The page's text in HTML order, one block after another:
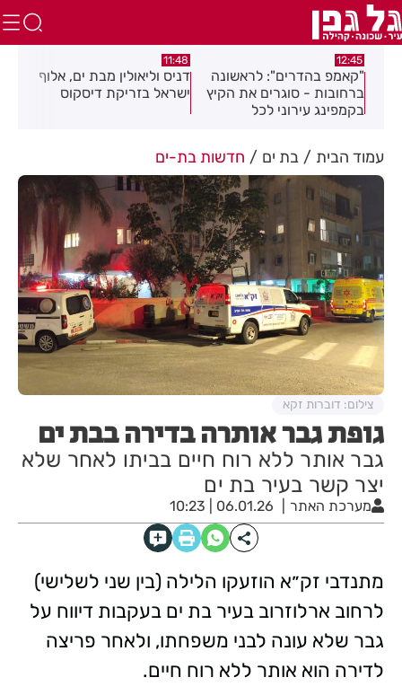
12:45
"קאמפ בהדרים": לראשונה
ברחובות - סוגרים את הקיץ
בקמפינג עירוני לכל
11:48
דניס וליאולין מבת ים, אלוף
ישראל בזריקת דיסקוס
עמוד הבית בת ים חדשות בת-ים
גופת גבר אותרה בדירה בבת ים
גבר אותר ללא רוח חיים בביתו לאחר שלא
יצר קשר בעיר בת ים
מערכת האתר 06.01.26 | 10:23
צילום: דוברות זקא
מתנדבי זק״א הוזעקו הלילה (בין שני לשלישי)
לרחוב ארלוזרוב בעיר בת ים בעקבות דיווח על
גבר שלא עונה לבני משפחתו, ולאחר פריצה
לדירה הוא אותר ללא רוח חיים.